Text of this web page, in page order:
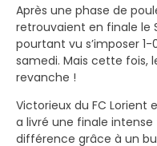
Après une phase de
retrouvaient en finale le
pourtant vu s’imposer
samedi. Mais cette fois,
revanche !
Victorieux du FC Lorient
a livré une finale intense
différence grâce à un